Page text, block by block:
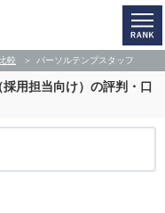
較 パーソルテンプスタッフ
採用担当向け）の評判・口